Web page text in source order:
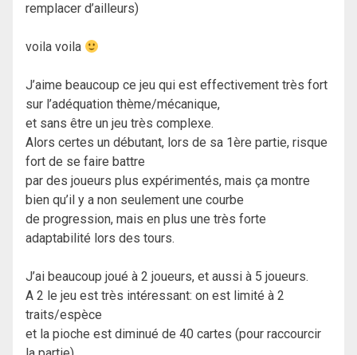
remplacer d’ailleurs)
voila voila
J’aime beaucoup ce jeu qui est effectivement très fort
sur l’adéquation thème/mécanique,
et sans être un jeu très complexe.
Alors certes un débutant, lors de sa 1ère partie, risque
fort de se faire battre
par des joueurs plus expérimentés, mais ça montre
bien qu’il y a non seulement une courbe
de progression, mais en plus une très forte
adaptabilité lors des tours.
J’ai beaucoup joué à 2 joueurs, et aussi à 5 joueurs.
A 2 le jeu est très intéressant: on est limité à 2
traits/espèce
et la pioche est diminué de 40 cartes (pour raccourcir